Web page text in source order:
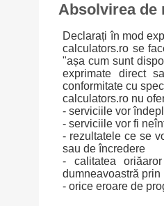
Absolvirea de
Declarați în mod
calculators.ro se
"așa cum sunt
exprimate direct
conformitate cu
calculators.ro nu
- serviciile vor
- serviciile vor fi
- rezultatele ce se
sau de încredere
- calitatea
dumneavoastră
- orice eroare de